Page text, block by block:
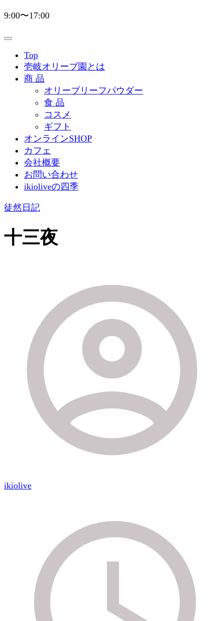
9:00〜17:00
Top
壱岐オリーブ園とは
商 品
オリーブリーフパウダー
食 品
コスメ
ギフト
オンラインSHOP
カフェ
会社概要
お問い合わせ
ikioliveの四季
徒然日記
十三夜
ikiolive